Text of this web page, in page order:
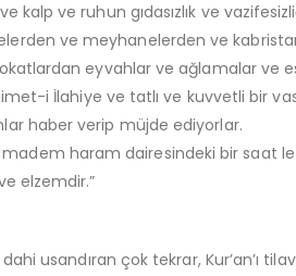
kalp ve ruhun gıdasızlık ve
ve meyhanelerden ve
eyvahlar ve ağlamalar ve
i İlahiye ve tatlı ve kuvvetli bir
haber verip müjde ediyorlar.
haram dairesindeki bir saat
elzemdir.”
usandıran çok tekrar, Kur’an’ı